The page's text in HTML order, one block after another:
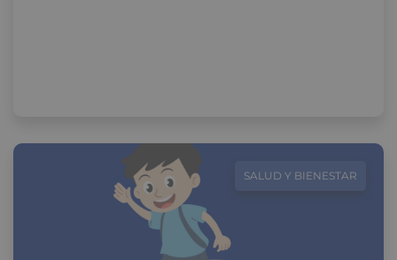
SALUD Y BIENESTAR